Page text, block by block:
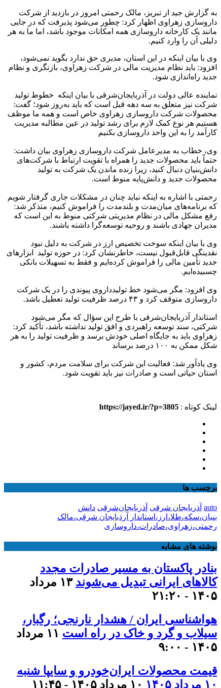
به گزارش جید از تبریز، مالک رحمتی امروز در بازدید از شرکت
داروسازی زهراوی اظهار کرد: چطور می‌شود پذیرفت که در جایی
مانند یک کارخانه داروسازی همه امکانات موجود باشد، اما ما به هر
دلیلی آن را وارد کنیم.
وی با بیان اینکه در این استان، مدیری حق ندارد بگوید نمی‌شود،
افزود: باید نظام مدیریت مالی در شرکت زهراوی، بازنگری و نظام
جدید راه‌اندازی شود.
نماینده عالی دولت در آذربایجان‌شرقی با بیان اینکه خطوط تولید
شرکت نیز متعلق به سه دهه قبل است که باید به‌روز شود؛ گفت:
محصولات شرکت داروسازی زهراوی خاص است و همه ما موظف
هستیم هر نوع کمک لازم برای رشد تولید در عین مطالبه مدیریت
کارآمد را به این واحد داروسازی بکنیم
وی، خطاب به مدیرعامل شرکت داروسازی زهراوی بیان داشت:
حتماً باید محصولات جدید را همراه با تقویت ارتباط با شرکت‌های
دانش‌بنیان دنبال کنید، زیرا زنده‌ ماندن یک شرکت به تولید
محصولات جدید و دانش‌پایه منوط است.
رحمتی با اشاره به اینکه نباید چنان در مشکلات جاری گرفتار شویم
که برنامه‌های میان‌مدت و بلندمدت را فراموش کنیم، متذکر شد:
رفع مشکل مالی در نظام مدیریتی شرکتی منوط به این است که
مدیران جهادی باشند و روحیه توسعه‌گرا داشته باشند.
وی با بیان اینکه سوخت تخصیص ارز در شرکت به دلیل نبود
نقدینگی قابل‌قبول نیست، خاطرنشان کرد: در حوزه تولید ابزارهای
جدید تأمین مالی را فراموش کرده‌ایم و فقط به تسهیلات بانکی
چسبیده‌ایم.
وی افزود: مگر می‌شود خط تولیدداروی پیوندی را در یک شرکت
داروسازی متوقف کرد و ۴۳ درصد ظرفیت تولید تعطیل باشد‌.
استاندار آذربایجان‌شرقی با طرح این سؤال که مگر می‌شود
شرکتی، سند توسعه راهبردی و افق تولید نداشته باشد، تأکید کرد:
زهراوی باید به جایگاه اصلی خودش برسد و ظرفیت تولید را به هر
شکل ممکن به ۱۰۰ درصد برساند
وی یادآور شد: فعالیت این شرکت برای سلامت مردم، کشور و
استان حیاتی است و صادرات نیز باید تقویت شود.
لینک کوتاه : https://jayed.ir/?p=3805
برچسب ها
auto آذربایجان شرقی آذربایجان‌شرقی دانش
بنیان،سکه،طلا،ارز،استاندار آرذبایجان شرقی،مالک
رحمتی،زهراوی،صادرات،داروسازی
نوشته های مشابه
بنادر پاکستان به مسیر صادرات مجدد
کالاهای ایرانی تبدیل می‌شوند
۱۳ مرداد
۱۴۰۵ - ۲۱:۲۰
هواشناسی ایران / هشدار نارنجی؛ رگبار،
سیلاب و گرد و خاک در راه است
۱۱ مرداد
۱۴۰۵ - ۹:۰۰
قیمت محصولات ایران‌خودرو و سایپا شنبه
۱۰ مرداد ۱۴۰۵
۱۰ مرداد ۱۴۰۵ - ۱۱:۴۵